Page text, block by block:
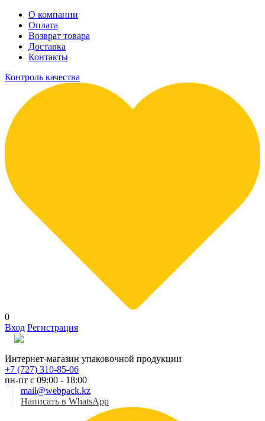
О компании
Оплата
Возврат товара
Доставка
Контакты
Контроль качества
0
Вход Регистрация
Интернет-магазин упаковочной продукции
+7 (727) 310-85-06
пн-пт с 09:00 - 18:00
mail@webpack.kz
Написать в WhatsApp